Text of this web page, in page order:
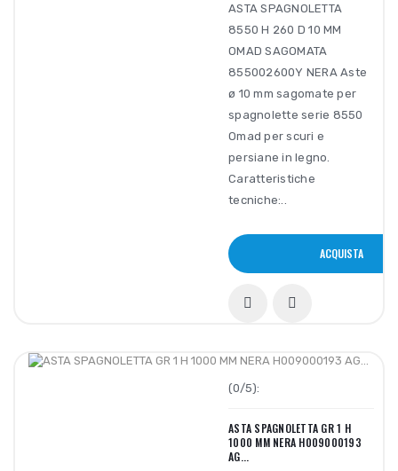
ASTA SPAGNOLETTA
8550 H 260 D 10 MM
OMAD SAGOMATA
855002600Y NERA Aste
ø 10 mm sagomate per
spagnolette serie 8550
Omad per scuri e
persiane in legno.
Caratteristiche
tecniche:..
ACQUISTA
(0/5):
ASTA SPAGNOLETTA GR 1 H
1000 MM NERA H009000193
AG...